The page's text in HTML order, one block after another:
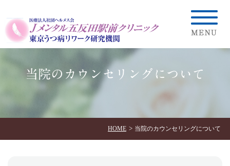
当院のカウンセリングについて
HOME 当院のカウンセリングについて